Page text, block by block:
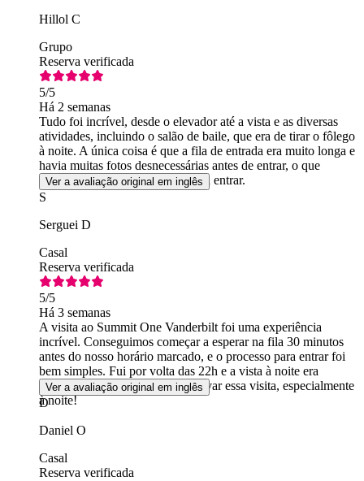
Hillol C
Grupo
Reserva verificada
5/5
Há 2 semanas
Tudo foi incrível, desde o elevador até a vista e as diversas
atividades, incluindo o salão de baile, que era de tirar o fôlego
à noite. A única coisa é que a fila de entrada era muito longa e
havia muitas fotos desnecessárias antes de entrar, o que
aumentou o tempo de espera para entrar.
Ver a avaliação original em inglês
S
Serguei D
Casal
Reserva verificada
5/5
Há 3 semanas
A visita ao Summit One Vanderbilt foi uma experiência
incrível. Conseguimos começar a esperar na fila 30 minutos
antes do nosso horário marcado, e o processo para entrar foi
bem simples. Fui por volta das 22h e a vista à noite era
incrível. Recomendo muito reservar essa visita, especialmente
à noite!
Ver a avaliação original em inglês
D
Daniel O
Casal
Reserva verificada